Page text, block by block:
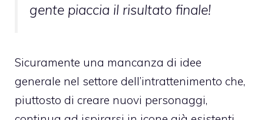
gente piaccia il risultato finale!
Sicuramente una mancanza di idee
generale nel settore dell’intrattenimento che,
piuttosto di creare nuovi personaggi,